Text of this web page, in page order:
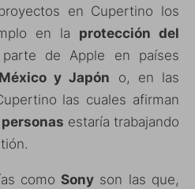
en Cupertino los
en la protección del
de Apple en países
y Japón o, en las
las cuales afirman
estaría trabajando
comoSony son las que,